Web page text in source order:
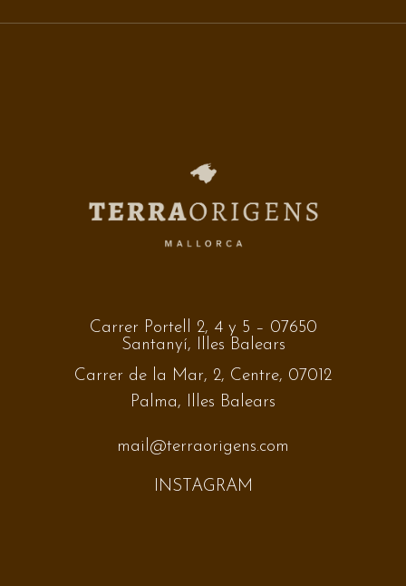
Carrer Portell 2, 4 y 5 – 07650
Santanyí, Illes Balears
Carrer de la Mar, 2, Centre, 07012
Palma, Illes Balears
mail@terraorigens.com
INSTAGRAM